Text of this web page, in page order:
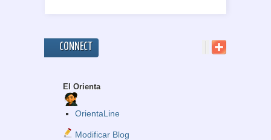
CONNECT
El Orienta
OrientaLine
Modificar Blog